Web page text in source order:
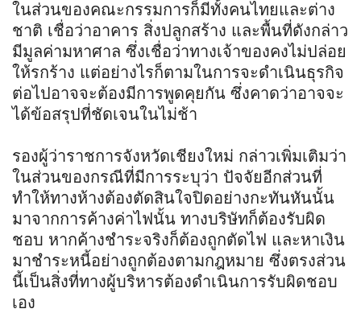
ในส่วนของคณะกรรมการก็มีทั้งคนไทยและต่าง
ชาติ เชื่อว่าอาคาร สิ่งปลูกสร้าง และพื้นที่ดังกล่าว
มีมูลค่ามหาศาล ซึ่งเชื่อว่าทางเจ้าของคงไม่ปล่อย
ให้รกร้าง แต่อย่างไรก็ตามในการจะดำเนินธุรกิจ
ต่อไปอาจจะต้องมีการพูดคุยกัน ซึ่งคาดว่าอาจจะ
ได้ข้อสรุปที่ชัดเจนในไม่ช้า
รองผู้ว่าราชการจังหวัดเชียงใหม่ กล่าวเพิ่มเติมว่า
ในส่วนของกรณีที่มีการระบุว่า ปัจจัยอีกส่วนที่
ทำให้ทางห้างต้องตัดสินใจปิดอย่างกะทันหันนั้น
มาจากการค้างค่าไฟนั้น ทางบริษัทก็ต้องรับผิด
ชอบ หากค้างชำระจริงก็ต้องถูกตัดไฟ และหาเงิน
มาชำระหนี้อย่างถูกต้องตามกฎหมาย ซึ่งตรงส่วน
นี้เป็นสิ่งที่ทางผู้บริหารต้องดำเนินการรับผิดชอบ
เอง